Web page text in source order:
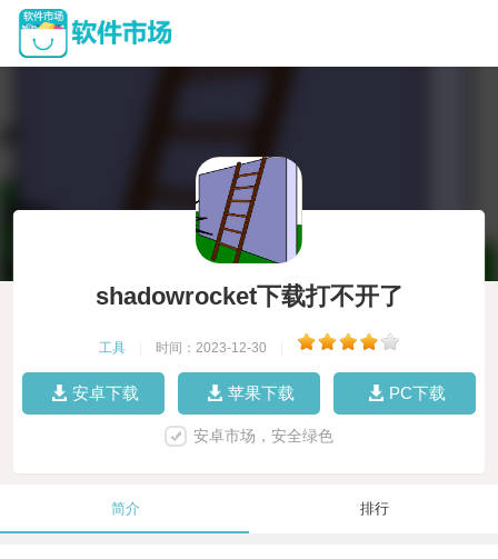
shadowrocket下载打不开了
工具 时间：2023-12-30
安卓下载 苹果下载 PC下载
安卓市场，安全绿色
简介 排行